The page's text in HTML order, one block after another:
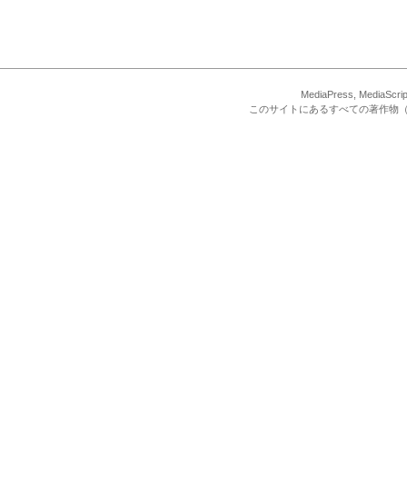
MediaPress,
このサイトにあるすべての著作物